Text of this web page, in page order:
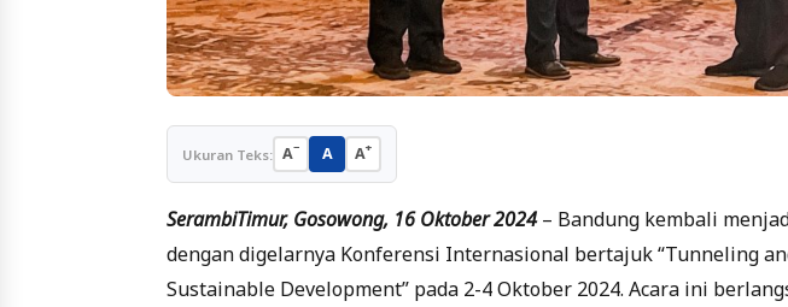
Ukuran Teks: A− A A+
SerambiTimur, Gosowong, 16 Oktober 2024 – Bandung kembali
dengan digelarnya Konferensi Internasional bertajuk “Tunneling
Sustainable Development” pada 2-4 Oktober 2024. Acara ini